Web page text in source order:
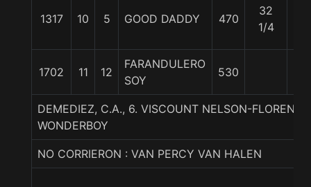
1317 10 5 GOOD DADDY 470
32
1/4
1702 11 12
FARANDULERO
SOY
530
DEMEDIEZ, C.A., 6. VISCOUNT NELSON-FLORENZ-
WONDERBOY
NO CORRIERON : VAN PERCY VAN HALEN